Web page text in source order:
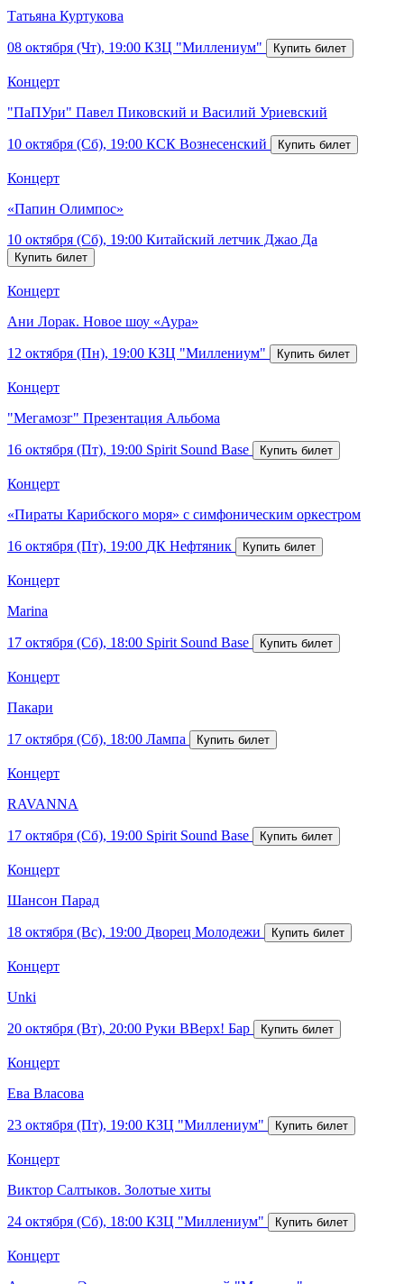
Татьяна Куртукова
08 октября (Чт), 19:00 КЗЦ "Миллениум"
Концерт
"ПаПУри" Павел Пиковский и Василий Уриевский
10 октября (Сб), 19:00 КСК Вознесенский
Концерт
«Папин Олимпос»
10 октября (Сб), 19:00 Китайский летчик Джао Да
Концерт
Ани Лорак. Новое шоу «Аура»
12 октября (Пн), 19:00 КЗЦ "Миллениум"
Концерт
"Мегамозг" Презентация Альбома
16 октября (Пт), 19:00 Spirit Sound Base
Концерт
«Пираты Карибского моря» с симфоническим оркестром
16 октября (Пт), 19:00 ДК Нефтяник
Концерт
Marina
17 октября (Сб), 18:00 Spirit Sound Base
Концерт
Пакари
17 октября (Сб), 18:00 Лампа
Концерт
RAVANNA
17 октября (Сб), 19:00 Spirit Sound Base
Концерт
Шансон Парад
18 октября (Вс), 19:00 Дворец Молодежи
Концерт
Unki
20 октября (Вт), 20:00 Руки ВВерх! Бар
Концерт
Ева Власова
23 октября (Пт), 19:00 КЗЦ "Миллениум"
Концерт
Виктор Салтыков. Золотые хиты
24 октября (Сб), 18:00 КЗЦ "Миллениум"
Концерт